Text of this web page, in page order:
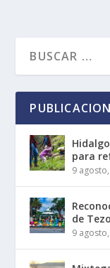
para
9
de
9